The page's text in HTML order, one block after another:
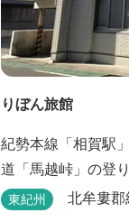
りぼん旅館
紀勢本線「相賀駅
道「馬越峠」の登
東紀州 北牟婁